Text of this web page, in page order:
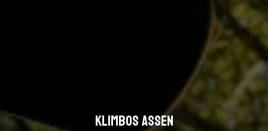
Klimbos Assen